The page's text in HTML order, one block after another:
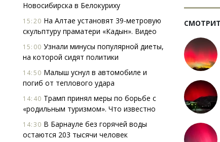
Новосибирска в Белокуриху
15:20 На Алтае установят 39-метровую
скульптуру праматери «Кадын». Видео
15:00 Узнали минусы популярной диеты,
на которой сидят политики
14:50 Малыш уснул в автомобиле и
погиб от теплового удара
14:40 Трамп принял меры по борьбе с
«родильным туризмом». Что известно
14:30 В Барнауле без горячей воды
остаются 203 тысячи человек